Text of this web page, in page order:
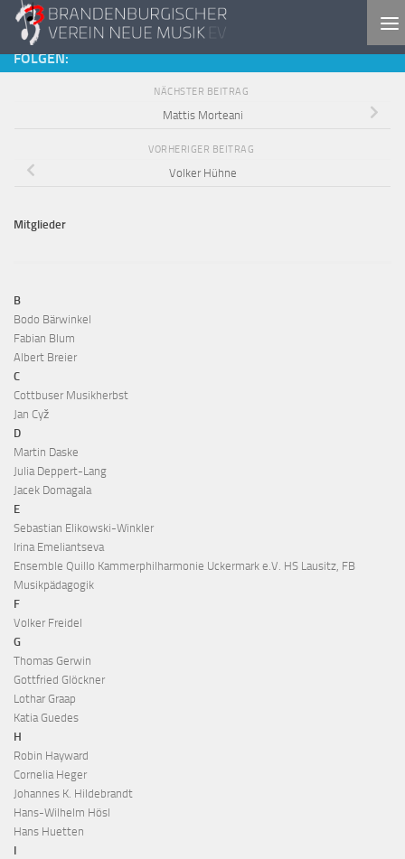
Zum Inhalt springen
FOLGEN:
NÄCHSTER BEITRAG
Mattis Morteani
VORHERIGER BEITRAG
Volker Hühne
Mitglieder
B
Bodo Bärwinkel
Fabian Blum
Albert Breier
C
Cottbuser Musikherbst
Jan Cyž
D
Martin Daske
Julia Deppert-Lang
Jacek Domagala
E
Sebastian Elikowski-Winkler
Irina Emeliantseva
Ensemble Quillo Kammerphilharmonie Uckermark e.V. HS Lausitz, FB
Musikpädagogik
F
Volker Freidel
G
Thomas Gerwin
Gottfried Glöckner
Lothar Graap
Katia Guedes
H
Robin Hayward
Cornelia Heger
Johannes K. Hildebrandt
Hans-Wilhelm Hösl
Hans Huetten
I